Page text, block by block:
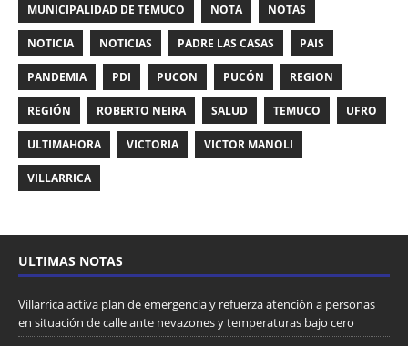
MUNICIPALIDAD DE TEMUCO NOTA NOTAS
NOTICIA NOTICIAS PADRE LAS CASAS PAIS
PANDEMIA PDI PUCON PUCÓN REGION
REGIÓN ROBERTO NEIRA SALUD TEMUCO UFRO
ULTIMAHORA VICTORIA VICTOR MANOLI
VILLARRICA
ULTIMAS NOTAS
Villarrica activa plan de emergencia y refuerza atención a personas
en situación de calle ante nevazones y temperaturas bajo cero